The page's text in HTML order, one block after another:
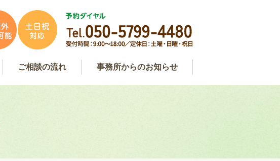
ご相談の流れ
無料相談
お問い合わせ
弁護士費用 事務所からのお知らせ
事務所からのお知らせ
弁護士コラム